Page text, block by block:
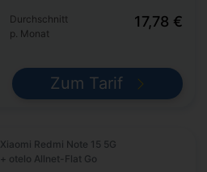
Durchschnitt
p. Monat
17,78 €
Zum Tarif
Xiaomi Redmi Note 15 5G
+ otelo Allnet-Flat Go